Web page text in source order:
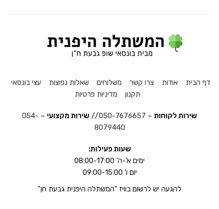
דף הבית אודות צרו קשר משלוחים שאלות נפוצות
עצי בונסאי
תקנון
מדיניות פרטיות
שירות לקוחות –
050-7676657
// שירות מקצועי –
054-
8079440
שעות פעילות:
ימים א'-ה' 08:00-17:00
יום ו' 09:00-15:00
להגעה יש לרשום בוויז "המשתלה היפנית גבעת חן"